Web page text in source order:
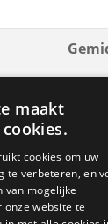
met
€ 15
met
€ 15 -
maakt
cookies om uw
te verbeteren, en
van mogelijke
website te